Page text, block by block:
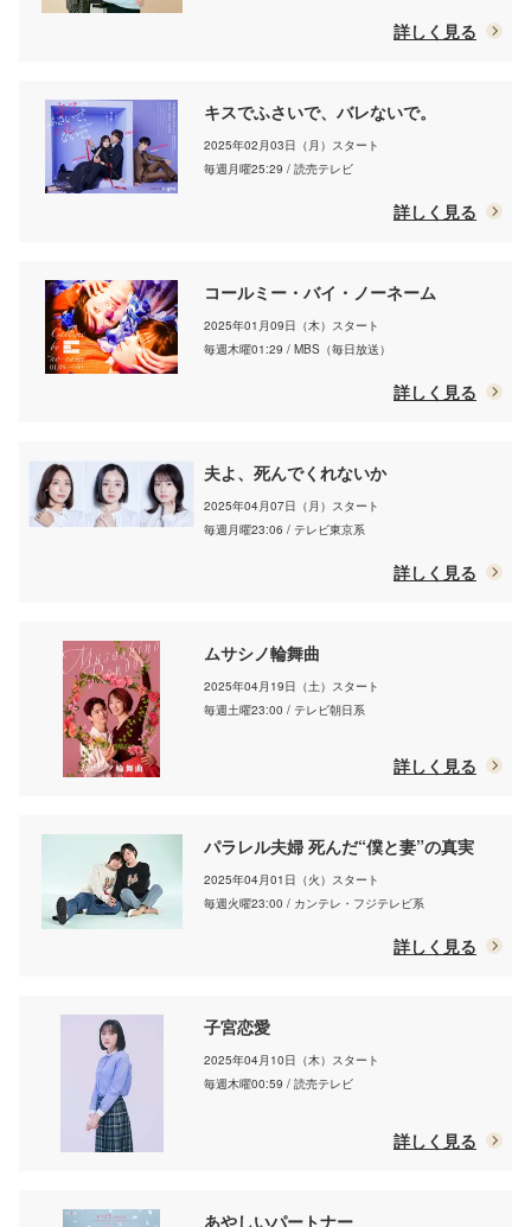
詳しく見る
キスでふさいで、バレないで。
2025年02月03日（月）スタート
毎週月曜25:29 / 読売テレビ
詳しく見る
コールミー・バイ・ノーネーム
2025年01月09日（木）スタート
毎週木曜01:29 / MBS（毎日放送）
詳しく見る
夫よ、死んでくれないか
2025年04月07日（月）スタート
毎週月曜23:06 / テレビ東京系
詳しく見る
ムサシノ輪舞曲
2025年04月19日（土）スタート
毎週土曜23:00 / テレビ朝日系
詳しく見る
パラレル夫婦 死んだ“僕と妻”の真実
2025年04月01日（火）スタート
毎週火曜23:00 / カンテレ・フジテレビ系
詳しく見る
子宮恋愛
2025年04月10日（木）スタート
毎週木曜00:59 / 読売テレビ
詳しく見る
あやしいパートナー